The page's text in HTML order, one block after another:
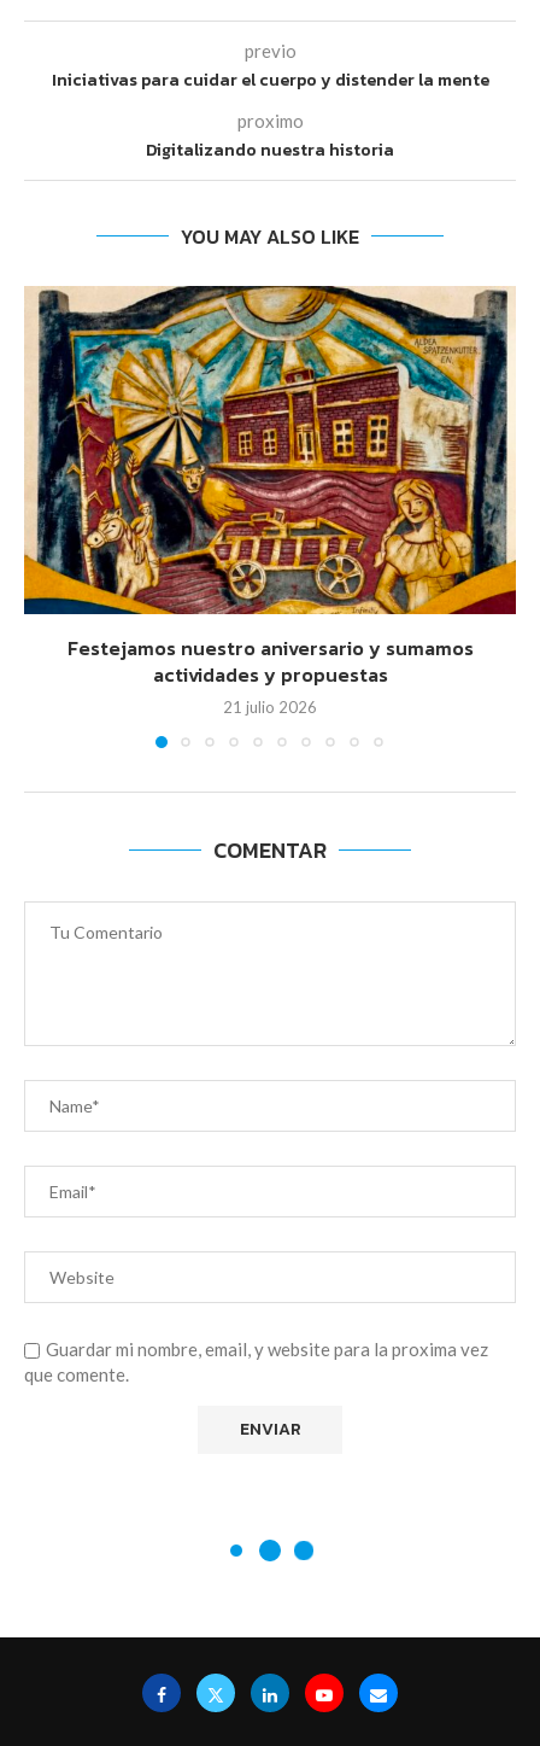
previo
Iniciativas para cuidar el cuerpo y distender la mente
proximo
Digitalizando nuestra historia
YOU MAY ALSO LIKE
Festejamos nuestro aniversario y sumamos
actividades y propuestas
21 julio 2026
COMENTAR
Guardar mi nombre, email, y website para la proxima vez
que comente.